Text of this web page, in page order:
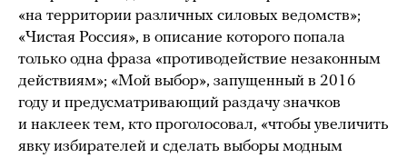
«на территории различных силовых ведомств»;
«Чистая Россия», в описание которого попала
только одна фраза «противодействие незаконным
действиям»; «Мой выбор», запущенный в 2016
году и предусматривающий раздачу значков
и наклеек тем, кто проголосовал, «чтобы увеличить
явку избирателей и сделать выборы модным